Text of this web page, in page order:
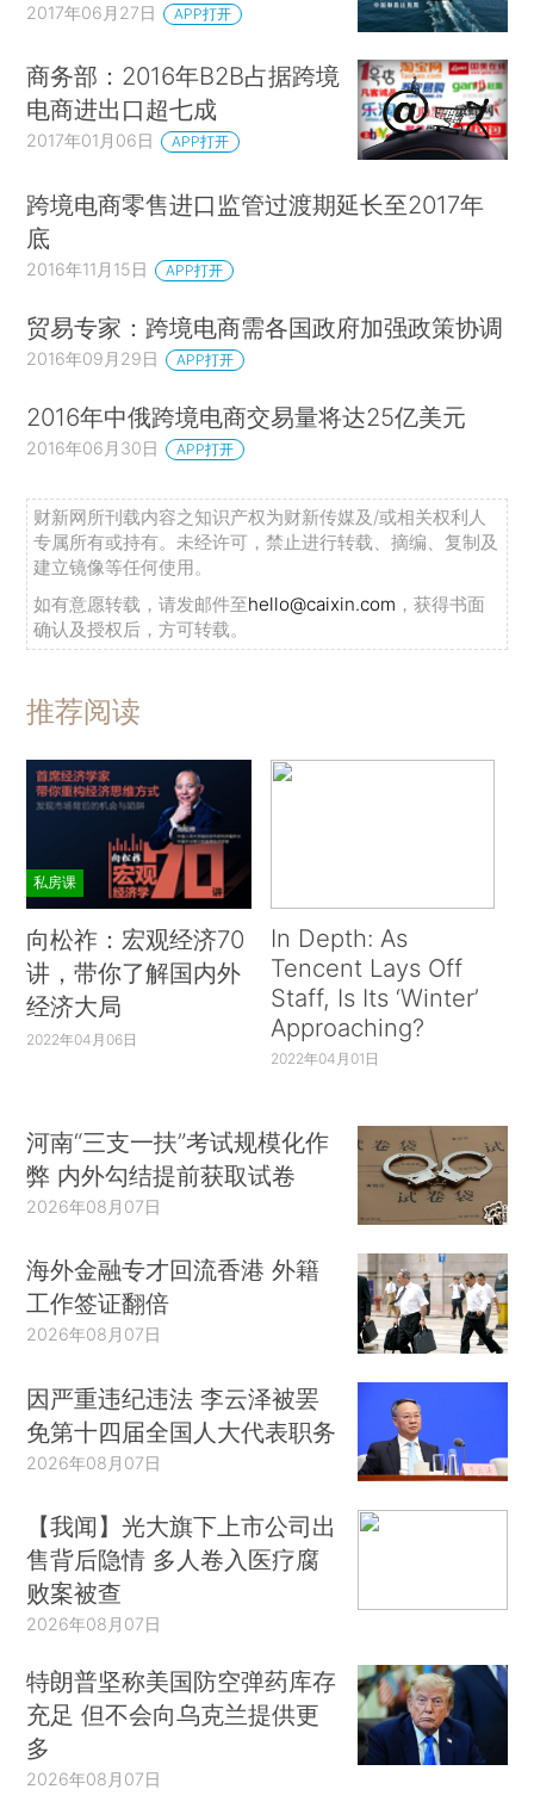
2017年06月27日 APP打开
商务部：2016年B2B占据跨境
电商进出口超七成
2017年01月06日 APP打开
跨境电商零售进口监管过渡期延长至2017年
底
2016年11月15日 APP打开
贸易专家：跨境电商需各国政府加强政策协调
2016年09月29日 APP打开
2016年中俄跨境电商交易量将达25亿美元
2016年06月30日 APP打开
财新网所刊载内容之知识产权为财新传媒及/或相关权利人
专属所有或持有。未经许可，禁止进行转载、摘编、复制及
建立镜像等任何使用。
如有意愿转载，请发邮件至hello@caixin.com ，获得书面
确认及授权后，方可转载。
推荐阅读
私房课
向松祚：宏观经济70
讲，带你了解国内外
经济大局
2022年04月06日
In Depth: As
Tencent Lays Off
Staff, Is Its ‘Winter’
Approaching?
2022年04月01日
河南“三支一扶”考试规模化作
弊 内外勾结提前获取试卷
2026年08月07日
海外金融专才回流香港 外籍
工作签证翻倍
2026年08月07日
因严重违纪违法 李云泽被罢
免第十四届全国人大代表职务
2026年08月07日
【我闻】光大旗下上市公司出
售背后隐情 多人卷入医疗腐
败案被查
2026年08月07日
特朗普坚称美国防空弹药库存
充足 但不会向乌克兰提供更
多
2026年08月07日